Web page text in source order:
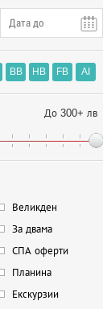
BB HB FB AI
До 300+ лв
Великден
За двама
СПА оферти
Планина
Екскурзии